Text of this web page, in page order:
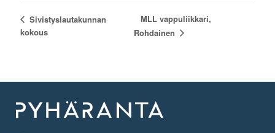
Sivistyslautakunnan
kokous
MLL vappuliikkari,
Rohdainen